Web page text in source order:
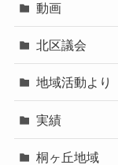
動画
北区議会
地域活動より
実績
桐ヶ丘地域